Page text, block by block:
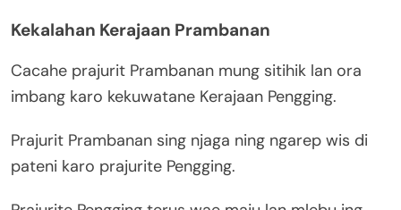
Kekalahan Kerajaan Prambanan
Cacahe prajurit Prambanan mung sitihik lan ora
imbang karo kekuwatane Kerajaan Pengging.
Prajurit Prambanan sing njaga ning ngarep wis di
pateni karo prajurite Pengging.